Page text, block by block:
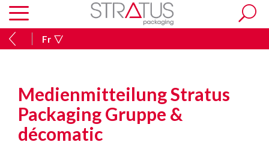
Fr
Medienmitteilung Stratus
Packaging Gruppe &
décomatic